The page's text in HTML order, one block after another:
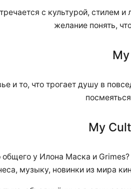
с культурой, стилем
желание понять,
и то, что трогает душу в
My
у Илона Маска и
музыку, новинки из мира